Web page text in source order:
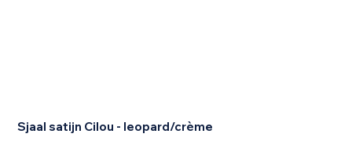
Sjaal satijn Cilou - leopard/crème